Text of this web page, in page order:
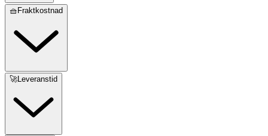
🧺Fraktkostnad
🚀Leveranstid